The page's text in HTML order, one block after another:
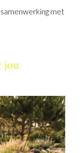
met
jou